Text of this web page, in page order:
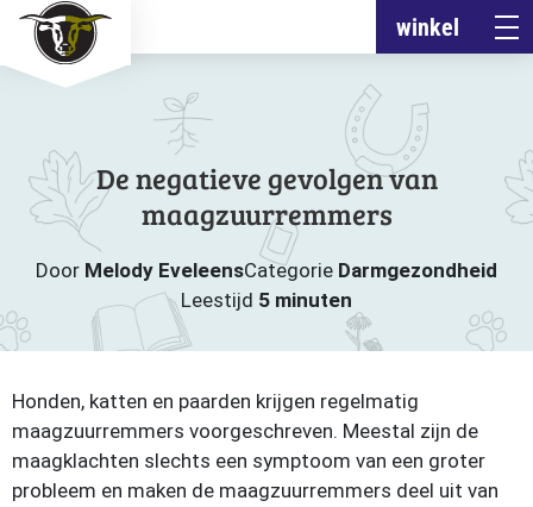
winkel
De negatieve gevolgen van
maagzuurremmers
Door Melody EveleensCategorie Darmgezondheid
Leestijd 5 minuten
Honden, katten en paarden krijgen regelmatig
maagzuurremmers voorgeschreven. Meestal zijn de
maagklachten slechts een symptoom van een groter
probleem en maken de maagzuurremmers deel uit van